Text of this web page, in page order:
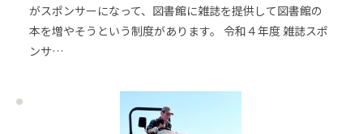
がスポンサーになって、図書館に雑誌を提供して図書館の
本を増やそうという制度があります。 令和４年度 雑誌スポ
ンサ…